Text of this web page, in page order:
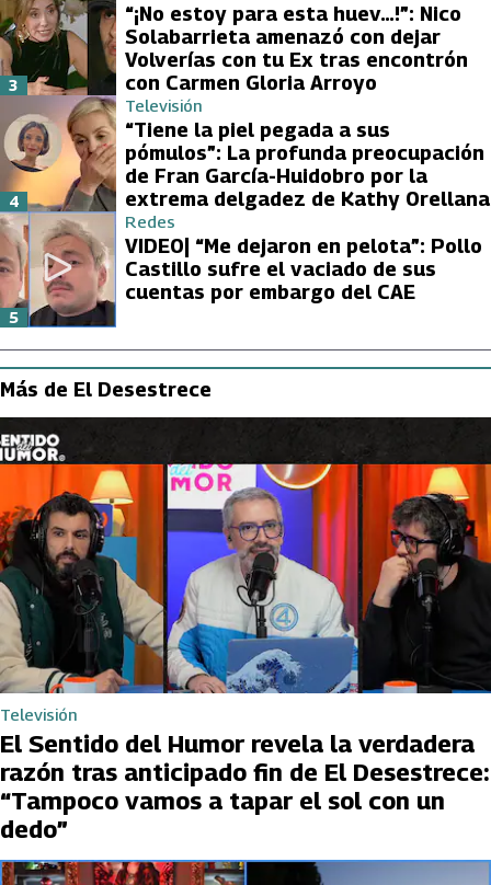
“¡No estoy para esta huev…!”: Nico
Solabarrieta amenazó con dejar
Volverías con tu Ex tras encontrón
con Carmen Gloria Arroyo
3
Televisión
“Tiene la piel pegada a sus
pómulos”: La profunda preocupación
de Fran García-Huidobro por la
extrema delgadez de Kathy Orellana
4
Redes
VIDEO| “Me dejaron en pelota”: Pollo
Castillo sufre el vaciado de sus
cuentas por embargo del CAE
5
Más de El Desestrece
Televisión
El Sentido del Humor revela la verdadera
razón tras anticipado fin de El Desestrece:
“Tampoco vamos a tapar el sol con un
dedo”